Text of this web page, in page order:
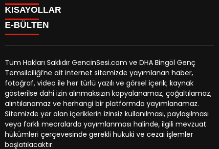
GENÇ
BİNGÖL
ÖZEL HABER
EKONOMİ
YEREL HABERLER
CANLI BORSA
KÜNYE
İLETİŞİM
KISAYOLLAR
BURÇLAR
CANLI TV
HAVA DURUMU
NÖBETÇİ ECZANELER
TRAFİK DURUMU
YEREL HABERLER
GAZETELER
E-BÜLTEN
gencinsesi.com e-bültenine abone olarak, tarafınıza haber,
duyuru ve kampanya içerikli e-postaların gönderilmesini
kabul etmiş olursunuz.
Tüm Hakları Saklıdır GencinSesi.com ve DHA Bingöl Genç
Temsilciliği’ne ait internet sitemizde yayımlanan haber,
fotoğraf, video ile her türlü yazılı ve görsel içerik; kaynak
gösterilse dahi izin alınmaksızın kopyalanamaz, çoğaltılamaz,
alıntılanamaz ve herhangi bir platformda yayımlanamaz.
Sitemizde yer alan içeriklerin izinsiz kullanılması, paylaşılması
veya farklı mecralarda yayımlanması halinde, ilgili mevzuat
hükümleri çerçevesinde gerekli hukuki ve cezai işlemler
başlatılacaktır.